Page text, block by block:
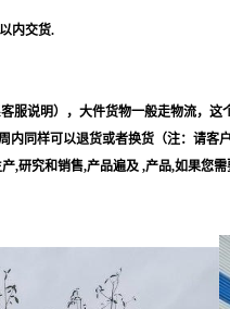
内交货.
服说明），大件货物一般走物流，
同样可以退货或者换货（注：请客
,研究和销售,产品遍及 ,产品,如果您